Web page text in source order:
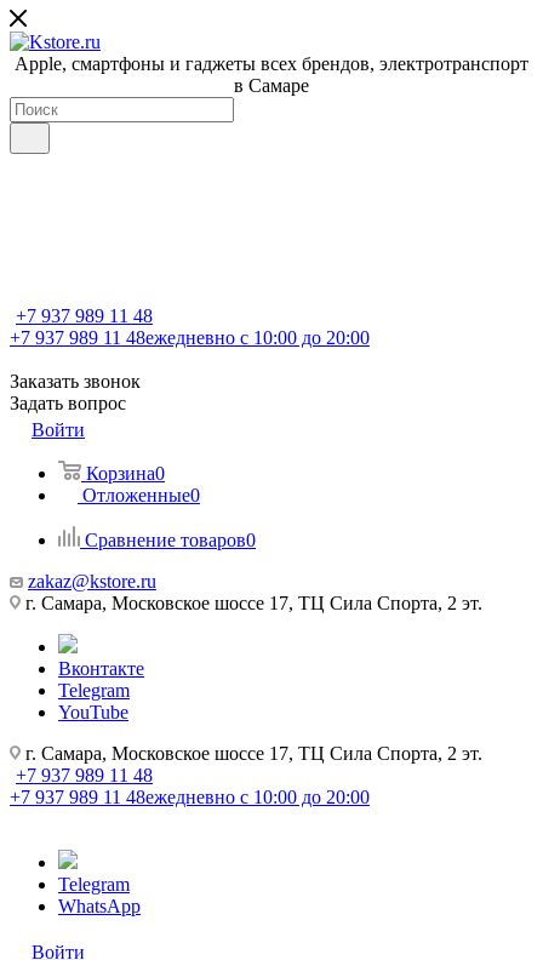
Apple, cмартфоны и гаджеты всех брендов, электротранспорт
в Самаре
+7 937 989 11 48
+7 937 989 11 48ежедневно с 10:00 до 20:00
Заказать звонок
Задать вопрос
Войти
Корзина0
Отложенные0
Сравнение товаров0
zakaz@kstore.ru
г. Самара, Московское шоссе 17, ТЦ Сила Спорта, 2 эт.
Вконтакте
Telegram
YouTube
г. Самара, Московское шоссе 17, ТЦ Сила Спорта, 2 эт.
+7 937 989 11 48
+7 937 989 11 48ежедневно с 10:00 до 20:00
Telegram
WhatsApp
Войти